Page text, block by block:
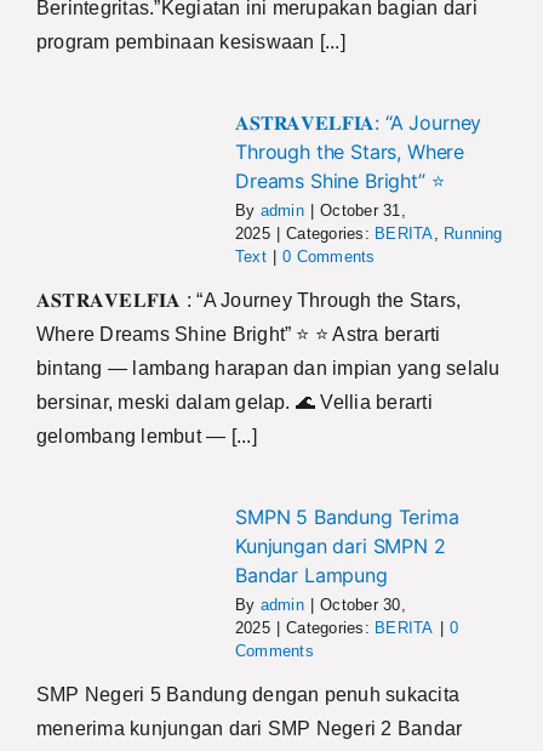
Berintegritas.”Kegiatan ini merupakan bagian dari
program pembinaan kesiswaan [...]
𝐀𝐒𝐓𝐑𝐀𝐕𝐄𝐋𝐅𝐈𝐀: “A Journey
Through the Stars, Where
Dreams Shine Bright” ⭐️
By admin
October 31,
2025
Categories: BERITA, Running
Text
0 Comments
𝐀𝐒𝐓𝐑𝐀𝐕𝐄𝐋𝐅𝐈𝐀 : “A Journey Through the Stars,
Where Dreams Shine Bright” ⭐️ ⭐ Astra berarti
bintang — lambang harapan dan impian yang selalu
bersinar, meski dalam gelap. 🌊 Vellia berarti
gelombang lembut — [...]
SMPN 5 Bandung Terima
Kunjungan dari SMPN 2
Bandar Lampung
By admin
October 30,
2025
Categories: BERITA
0
Comments
SMP Negeri 5 Bandung dengan penuh sukacita
menerima kunjungan dari SMP Negeri 2 Bandar